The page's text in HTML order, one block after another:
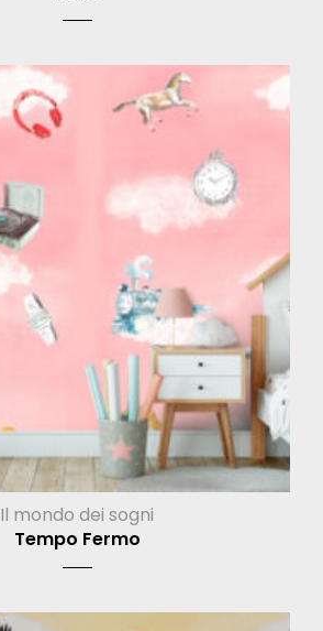
Il mondo dei sogni
Tempo Fermo